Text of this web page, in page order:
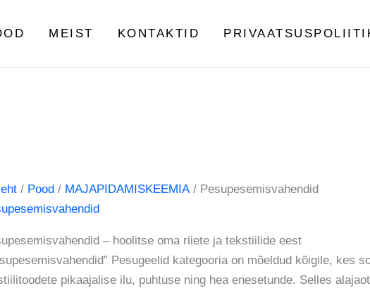
MEIST KONTAKTID
/ Pood / MAJAPIDAMISKEEMIA / Pesupesemisvahendid
– hoolitse oma riiete ja tekstiilide eest
Pesugeelid kategooria on mõeldud kõigile, kes
pikaajalise ilu, puhtuse ning hea enesetunde. Selles
populaarsuse